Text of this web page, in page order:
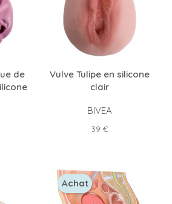
de
Vulve Tulipe en silicone
clair
BIVEA
Prix
39 €
Achat